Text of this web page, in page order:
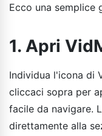
Ecco una semplice
1. Apri
Individua l'icona di
cliccaci sopra per
facile da navigare.
direttamente alla